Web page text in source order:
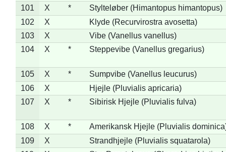
101 X *
Stylteløber (Himantopus himantopus)
102
X
Klyde (Recurvirostra avosetta)
103
X
Vibe (Vanellus vanellus)
104
X * Steppevibe (Vanellus gregarius)
105 X *
Sumpvibe (Vanellus leucurus)
106
X
Hjejle (Pluvialis apricaria)
107
X * Sibirisk Hjejle (Pluvialis fulva)
108 X *
Amerikansk Hjejle (Pluvialis
109
X
Strandhjejle (Pluvialis squatarola)